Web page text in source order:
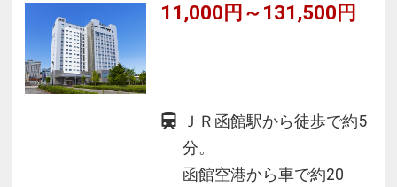
11,000円～131,500円
ＪＲ函館駅から徒歩で約5
分。
函館空港から車で約20